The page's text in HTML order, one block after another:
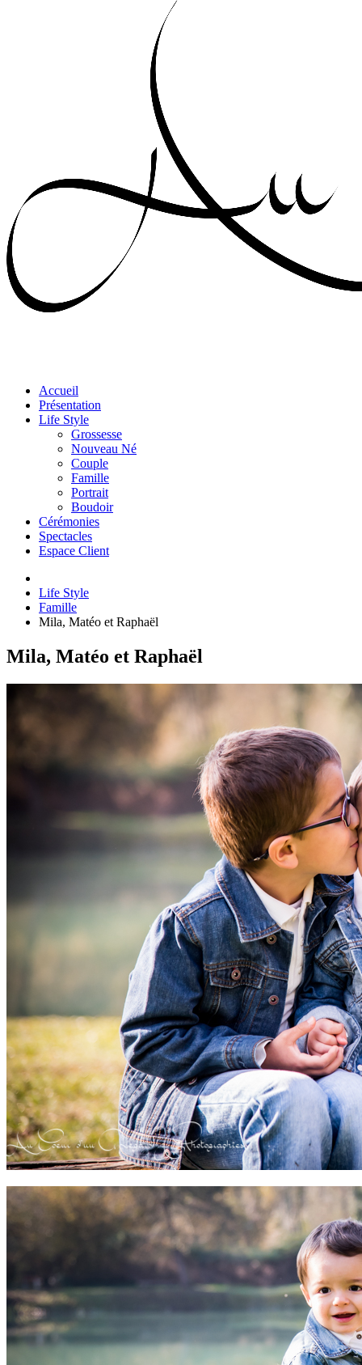
Accueil
Présentation
Life Style
Grossesse
Nouveau Né
Couple
Famille
Portrait
Boudoir
Cérémonies
Spectacles
Espace Client
Life Style
Famille
Mila, Matéo et Raphaël
Mila, Matéo et Raphaël